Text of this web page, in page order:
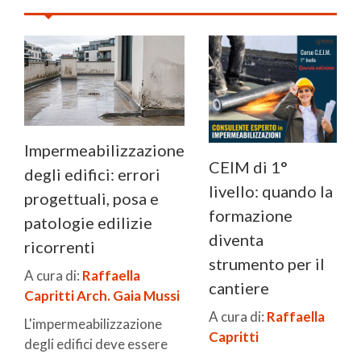
Impermeabilizzazione
degli edifici: errori
progettuali, posa e
patologie edilizie
ricorrenti
A cura di: Raffaella
CaprittiArch. Gaia Mussi
L'impermeabilizzazione
degli edifici deve essere
CEIM di 1°
livello: quando la
formazione
diventa
strumento per il
cantiere
A cura di: Raffaella
Capritti